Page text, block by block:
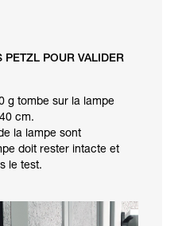
PETZL POUR VALIDER
g tombe sur la lampe
cm.
la lampe sont
doit rester intacte et
le test.